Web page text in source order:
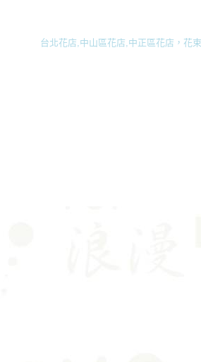
台北花店,中山區花店,中正區花店，花